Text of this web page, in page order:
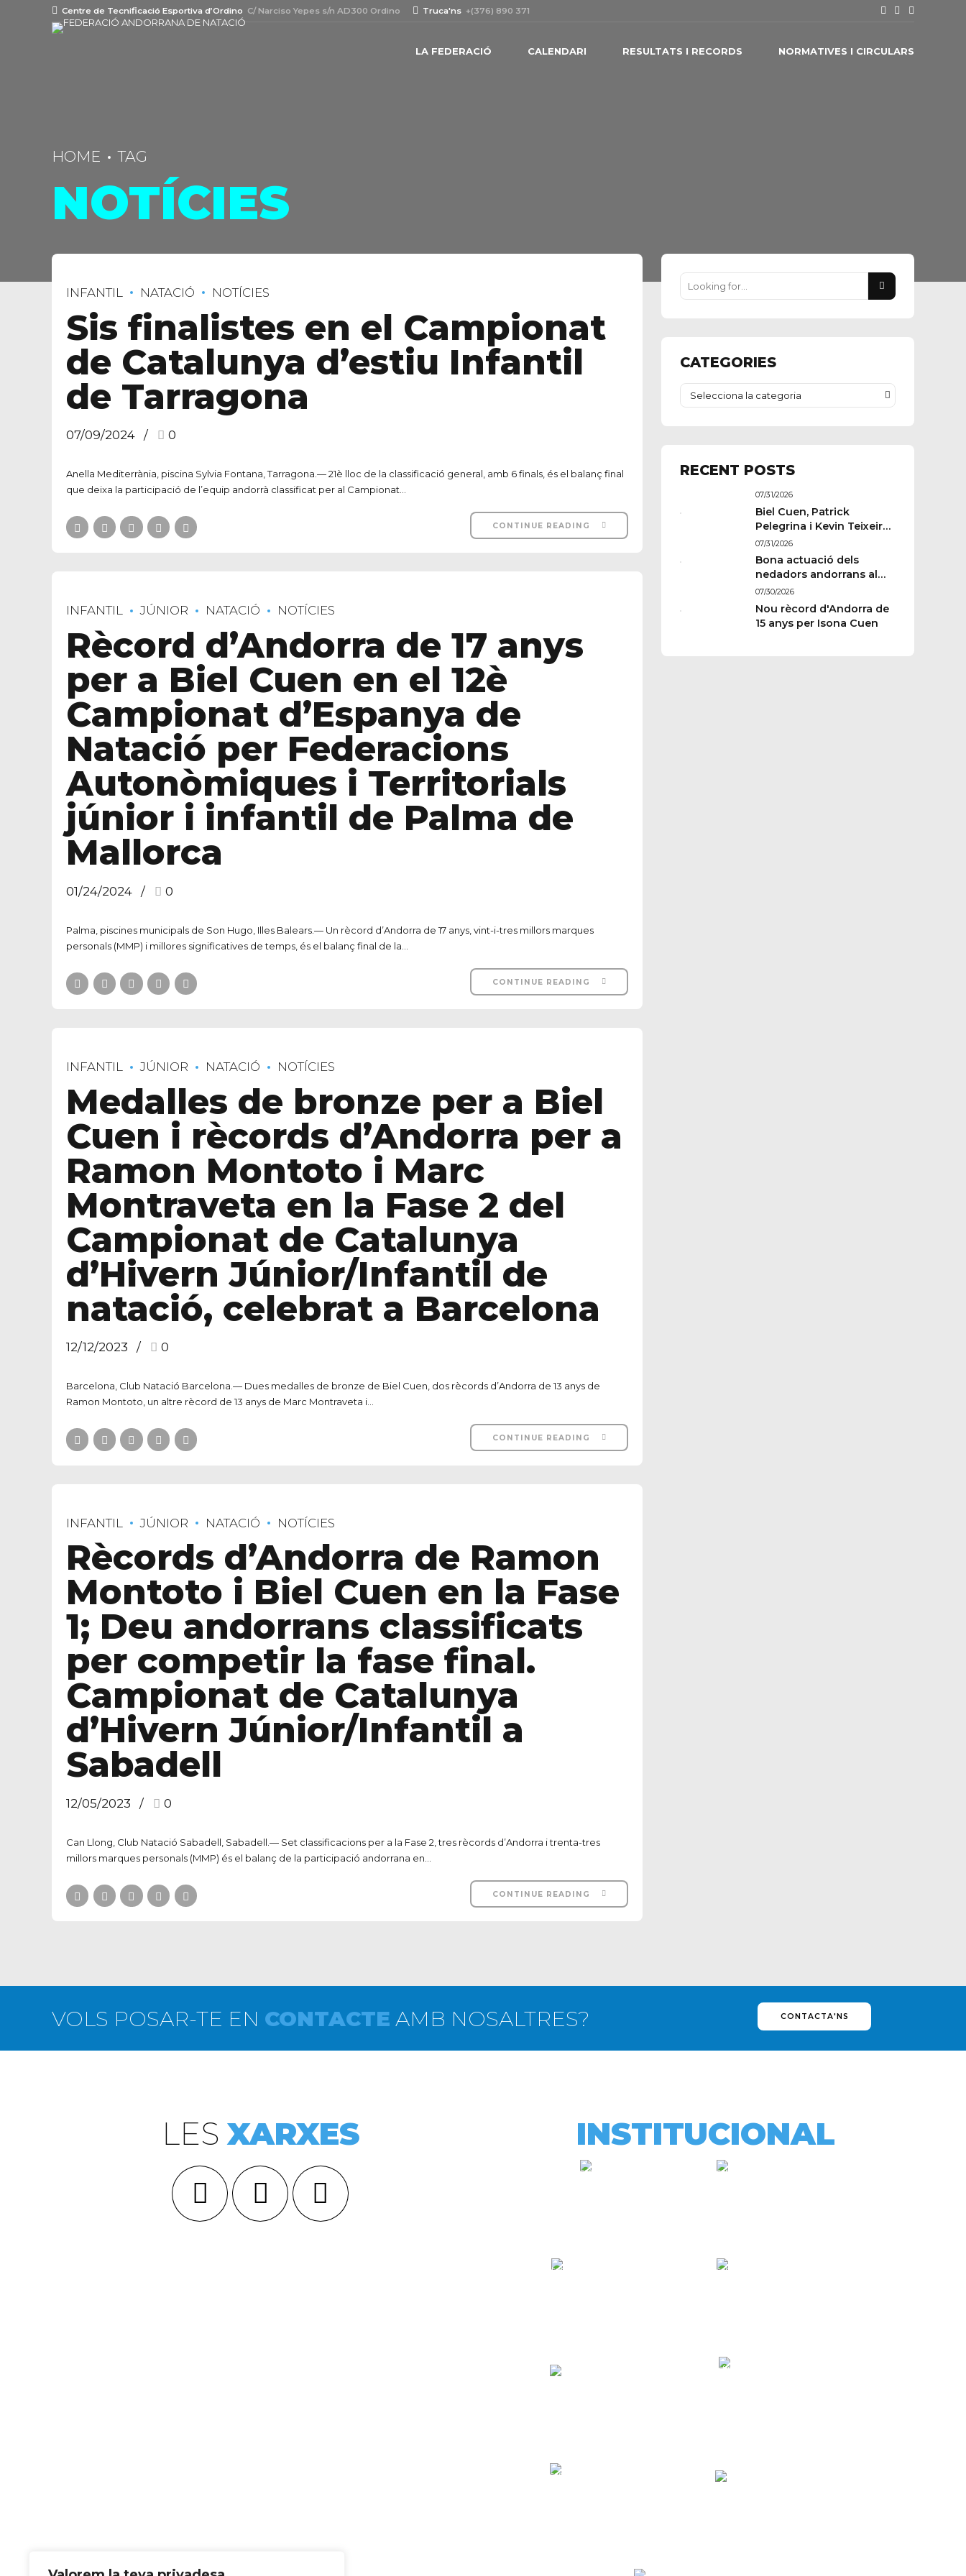
Centre de Tecnificació Esportiva d’Ordino C/ Narciso Yepes s/n AD300 Ordino Truca'ns +(376) 890 371
LA FEDERACIÓ CALENDARI RESULTATS I RECORDS NORMATIVES I CIRCULARS
HOME TAG
NOTÍCIES
INFANTIL NATACIÓ NOTÍCIES
Sis finalistes en el Campionat
de Catalunya d’estiu Infantil
de Tarragona
07/09/2024 0
Anella Mediterrània, piscina Sylvia Fontana, Tarragona.— 21è lloc de la classificació general, amb 6 finals, és el balanç final
que deixa la participació de l’equip andorrà classificat per al Campionat...
CONTINUE READING
INFANTIL JÚNIOR NATACIÓ NOTÍCIES
Rècord d’Andorra de 17 anys
per a Biel Cuen en el 12è
Campionat d’Espanya de
Natació per Federacions
Autonòmiques i Territorials
júnior i infantil de Palma de
Mallorca
01/24/2024 0
Palma, piscines municipals de Son Hugo, Illes Balears.— Un rècord d’Andorra de 17 anys, vint-i-tres millors marques
personals (MMP) i millores significatives de temps, és el balanç final de la...
CONTINUE READING
INFANTIL JÚNIOR NATACIÓ NOTÍCIES
Medalles de bronze per a Biel
Cuen i rècords d’Andorra per a
Ramon Montoto i Marc
Montraveta en la Fase 2 del
Campionat de Catalunya
d’Hivern Júnior/Infantil de
natació, celebrat a Barcelona
12/12/2023 0
Barcelona, Club Natació Barcelona.— Dues medalles de bronze de Biel Cuen, dos rècords d’Andorra de 13 anys de
Ramon Montoto, un altre rècord de 13 anys de Marc Montraveta i...
CONTINUE READING
INFANTIL JÚNIOR NATACIÓ NOTÍCIES
Rècords d’Andorra de Ramon
Montoto i Biel Cuen en la Fase
1; Deu andorrans classificats
per competir la fase final.
Campionat de Catalunya
d’Hivern Júnior/Infantil a
Sabadell
12/05/2023 0
Can Llong, Club Natació Sabadell, Sabadell.— Set classificacions per a la Fase 2, tres rècords d’Andorra i trenta-tres
millors marques personals (MMP) és el balanç de la participació andorrana en...
CONTINUE READING
CATEGORIES
Selecciona la categoria
RECENT POSTS
07/31/2026
Biel Cuen, Patrick
Pelegrina i Kevin Teixeira
estan llestos per a París
07/31/2026
Bona actuació dels
nedadors andorrans al
Memorial Paulus
Wildeboer de Sabadell
07/30/2026
Nou rècord d'Andorra de
15 anys per Isona Cuen
VOLS POSAR-TE EN CONTACTE AMB NOSALTRES? CONTACTA'NS
LESXARXES INSTITUCIONAL